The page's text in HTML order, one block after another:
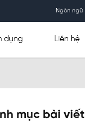
Ngôn ngữ
dụng Liên hệ
mục bài viết